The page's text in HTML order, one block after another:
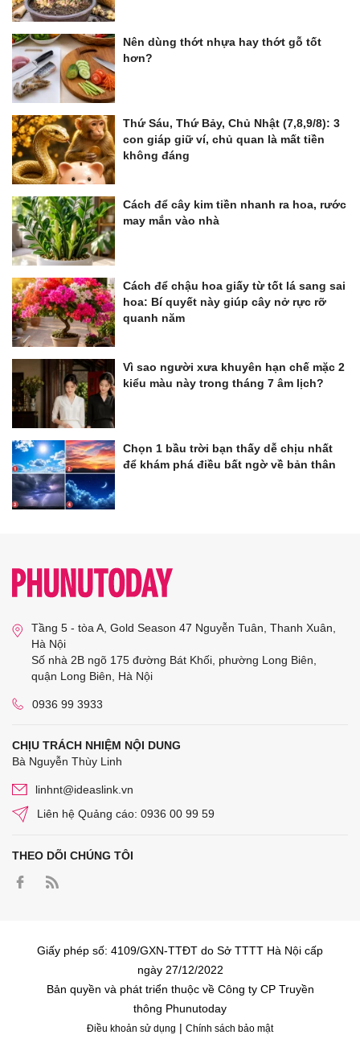
Nên dùng thớt nhựa hay thớt gỗ tốt
hơn?
Thứ Sáu, Thứ Bảy, Chủ Nhật (7,8,9/8): 3
con giáp giữ ví, chủ quan là mất tiền
không đáng
Cách để cây kim tiền nhanh ra hoa, rước
may mắn vào nhà
Cách để chậu hoa giấy từ tốt lá sang sai
hoa: Bí quyết này giúp cây nở rực rỡ
quanh năm
Vì sao người xưa khuyên hạn chế mặc 2
kiểu màu này trong tháng 7 âm lịch?
Chọn 1 bầu trời bạn thấy dễ chịu nhất
để khám phá điều bất ngờ về bản thân
Tầng 5 - tòa A, Gold Season 47 Nguyễn Tuân, Thanh Xuân,
Hà Nội
Số nhà 2B ngõ 175 đường Bát Khối, phường Long Biên,
quận Long Biên, Hà Nội
0936 99 3933
CHỊU TRÁCH NHIỆM NỘI DUNG
Bà Nguyễn Thùy Linh
linhnt@ideaslink.vn
Liên hệ Quảng cáo: 0936 00 99 59
THEO DÕI CHÚNG TÔI
Giấy phép số: 4109/GXN-TTĐT do Sở TTTT Hà Nội cấp
ngày 27/12/2022
Bản quyền và phát triển thuộc về Công ty CP Truyền
thông Phunutoday
Điều khoản sử dụng | Chính sách bảo mật